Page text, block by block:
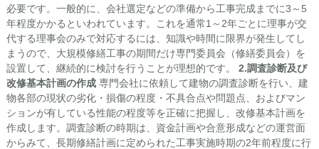
必要です。一般的に、会社選定などの準備から工事完成までに3～5
年程度かかるといわれています。これを通常1～2年ごとに理事が交
代する理事会のみで対応するには、知識や時間に限界が発生してし
まうので、大規模修繕工事の期間だけ専門委員会（修繕委員会）を
設置して、継続的に検討を行うことが理想的です。 2.調査診断及び
改修基本計画の作成専門会社に依頼して建物の調査診断を行い、建
物各部の現状の劣化・損傷の程度・不具合点や問題点、およびマン
ションが有している性能の程度等を正確に把握し、改修基本計画を
作成します。調査診断の時期は、資金計画や合意形成などの運営面
からみて、長期修繕計画に定められた工事実施時期の2年前程度に行